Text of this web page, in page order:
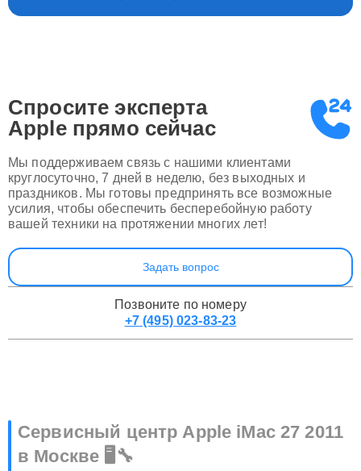
Спросите эксперта
Apple прямо сейчас
Мы поддерживаем связь с нашими клиентами
круглосуточно, 7 дней в неделю, без выходных и
праздников. Мы готовы предпринять все возможные
усилия, чтобы обеспечить бесперебойную работу
вашей техники на протяжении многих лет!
Задать вопрос
Позвоните по номеру
+7 (495) 023-83-23
Сервисный центр Apple iMac 27 2011
в Москве 🖥️🔧